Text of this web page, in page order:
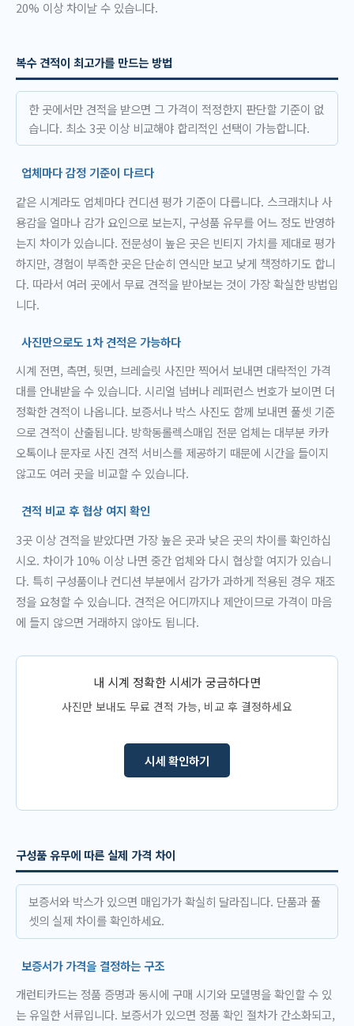
20% 이상 차이날 수 있습니다.
복수 견적이 최고가를 만드는 방법
한 곳에서만 견적을 받으면 그 가격이 적정한지 판단할 기준이 없
습니다. 최소 3곳 이상 비교해야 합리적인 선택이 가능합니다.
업체마다 감정 기준이 다르다
같은 시계라도 업체마다 컨디션 평가 기준이 다릅니다. 스크래치나 사
용감을 얼마나 감가 요인으로 보는지, 구성품 유무를 어느 정도 반영하
는지 차이가 있습니다. 전문성이 높은 곳은 빈티지 가치를 제대로 평가
하지만, 경험이 부족한 곳은 단순히 연식만 보고 낮게 책정하기도 합니
다. 따라서 여러 곳에서 무료 견적을 받아보는 것이 가장 확실한 방법입
니다.
사진만으로도 1차 견적은 가능하다
시계 전면, 측면, 뒷면, 브레슬릿 사진만 찍어서 보내면 대략적인 가격
대를 안내받을 수 있습니다. 시리얼 넘버나 레퍼런스 번호가 보이면 더
정확한 견적이 나옵니다. 보증서나 박스 사진도 함께 보내면 풀셋 기준
으로 견적이 산출됩니다. 방학동롤렉스매입 전문 업체는 대부분 카카
오톡이나 문자로 사진 견적 서비스를 제공하기 때문에 시간을 들이지
않고도 여러 곳을 비교할 수 있습니다.
견적 비교 후 협상 여지 확인
3곳 이상 견적을 받았다면 가장 높은 곳과 낮은 곳의 차이를 확인하십
시오. 차이가 10% 이상 나면 중간 업체와 다시 협상할 여지가 있습니
다. 특히 구성품이나 컨디션 부분에서 감가가 과하게 적용된 경우 재조
정을 요청할 수 있습니다. 견적은 어디까지나 제안이므로 가격이 마음
에 들지 않으면 거래하지 않아도 됩니다.
내 시계 정확한 시세가 궁금하다면
사진만 보내도 무료 견적 가능, 비교 후 결정하세요
시세 확인하기
구성품 유무에 따른 실제 가격 차이
보증서와 박스가 있으면 매입가가 확실히 달라집니다. 단품과 풀
셋의 실제 차이를 확인하세요.
보증서가 가격을 결정하는 구조
개런티카드는 정품 증명과 동시에 구매 시기와 모델명을 확인할 수 있
는 유일한 서류입니다. 보증서가 있으면 정품 확인 절차가 간소화되고,